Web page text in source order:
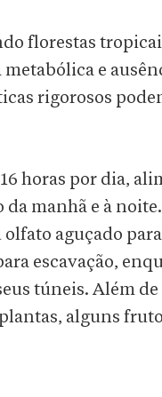
florestas
e
rigorosos
horas por dia,
manhã e à
aguçado
escavação,
túneis. Além
alguns